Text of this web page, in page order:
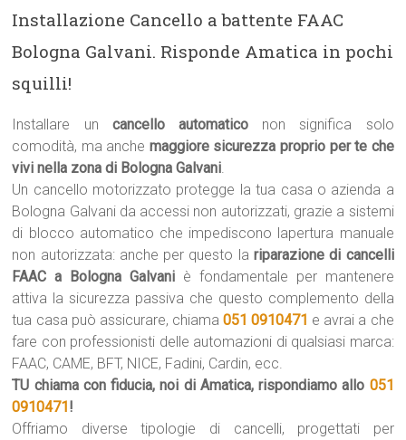
Installazione Cancello a battente FAAC
Bologna Galvani. Risponde Amatica in pochi
squilli!
Installare un cancello automatico non significa solo
comodità, ma anche maggiore sicurezza proprio per te che
vivi nella zona di Bologna Galvani.
Un cancello motorizzato protegge la tua casa o azienda a
Bologna Galvani da accessi non autorizzati, grazie a sistemi
di blocco automatico che impediscono lapertura manuale
non autorizzata: anche per questo lariparazione di cancelli
FAAC a Bologna Galvani è fondamentale per mantenere
attiva la sicurezza passiva che questo complemento della
tua casa può assicurare, chiama 051 0910471 e avrai a che
fare con professionisti delle automazioni di qualsiasi marca:
FAAC, CAME, BFT, NICE, Fadini, Cardin, ecc.
TU chiama con fiducia, noi di Amatica, rispondiamo allo 051
0910471!
Offriamo diverse tipologie di cancelli, progettati per